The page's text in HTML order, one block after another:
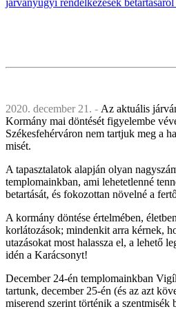
2020. december 21. - Az aktuális
Kormány mai döntését figyelembe
Székesfehérváron nem tartjuk meg a
misét.
A tapasztalatok alapján olyan
templomainkban, ami lehetetlenné
betartását, és fokozottan növelné a
A kormány döntése értelmében,
korlátozások; mindenkit arra kérnek,
utazásokat most halassza el, a lehető
idén a Karácsonyt!
December 24-én templomainkban
tartunk, december 25-én (és az azt
miserend szerint történik a szentmisék